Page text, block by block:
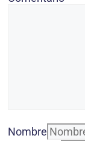
Nombre